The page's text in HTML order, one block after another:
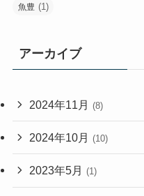
魚豊 (1)
アーカイブ
2024年11月 (8)
2024年10月 (10)
2023年5月 (1)